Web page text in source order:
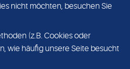
nicht möchten, besuchen Sie
(z.B. Cookies oder
wie häufig unsere Seite besucht